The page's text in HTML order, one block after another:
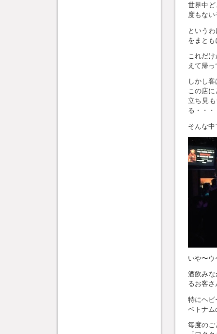
世界中ど
度もない
という
をまと
これだ
えて帰
しかし
この店
立ち見
る・・・
そんな
いや〜
酒飲み
るお客
特にヘビ
ベトナム
毎度のご